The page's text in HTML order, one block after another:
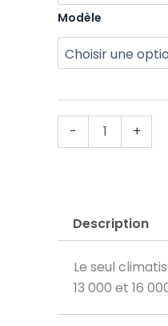
Modèle
-
Gamme
+
Description
Le seul
13 000 et 16